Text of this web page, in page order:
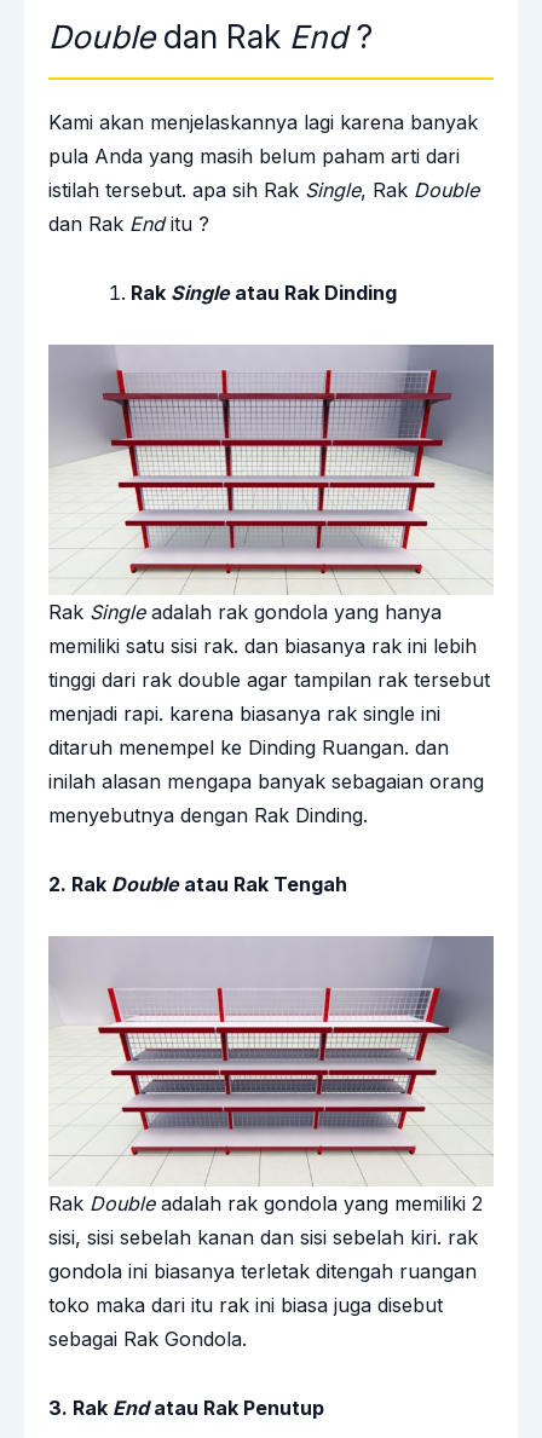
Doubledan Rak End?
Kami akan menjelaskannya lagi karena banyak
pula Anda yang masih belum paham arti dari
istilah tersebut. apa sih Rak Single, Rak Double
dan Rak Enditu ?
Rak Singleatau Rak Dinding
Rak Singleadalah rak gondola yang hanya
memiliki satu sisi rak. dan biasanya rak ini lebih
tinggi dari rak double agar tampilan rak tersebut
menjadi rapi. karena biasanya rak single ini
ditaruh menempel ke Dinding Ruangan. dan
inilah alasan mengapa banyak sebagaian orang
menyebutnya dengan Rak Dinding.
2. Rak Doubleatau Rak Tengah
Rak Doubleadalah rak gondola yang memiliki 2
sisi, sisi sebelah kanan dan sisi sebelah kiri. rak
gondola ini biasanya terletak ditengah ruangan
toko maka dari itu rak ini biasa juga disebut
sebagai Rak Gondola.
3. Rak Endatau Rak Penutup